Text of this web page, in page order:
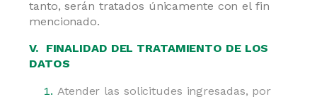
tanto, serán tratados únicamente con el fin
mencionado.
V. FINALIDAD DEL TRATAMIENTO DE LOS
DATOS
Atender las solicitudes ingresadas, por